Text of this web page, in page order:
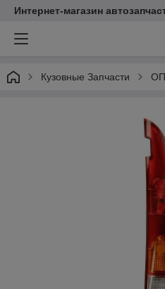
Интернет-магазин
Кузовные Запчасти